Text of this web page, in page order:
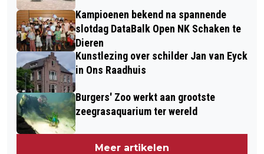
Kampioenen bekend na spannende
slotdag DataBalk Open NK Schaken te
Dieren
Kunstlezing over schilder Jan van Eyck
in Ons Raadhuis
Burgers' Zoo werkt aan grootste
zeegrasaquarium ter wereld
Meer artikelen